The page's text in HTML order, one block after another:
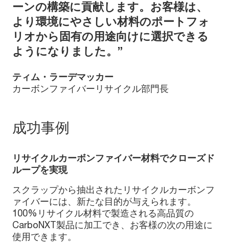
ーンの構築に貢献します。お客様は、
より環境にやさしい材料のポートフォ
リオから固有の用途向けに選択できる
ようになりました。”
ティム・ラーデマッカー
カーボンファイバーリサイクル部門長
成功事例
リサイクルカーボンファイバー材料でクローズド
ループを実現
スクラップから抽出されたリサイクルカーボンフ
ァイバーには、新たな目的が与えられます。
100%リサイクル材料で製造される高品質の
CarboNXT製品に加工でき、お客様の次の用途に
使用できます。